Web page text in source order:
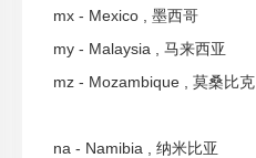
mx - Mexico , 墨西哥
my - Malaysia , 马来西亚
mz - Mozambique , 莫桑比克
na - Namibia , 纳米比亚